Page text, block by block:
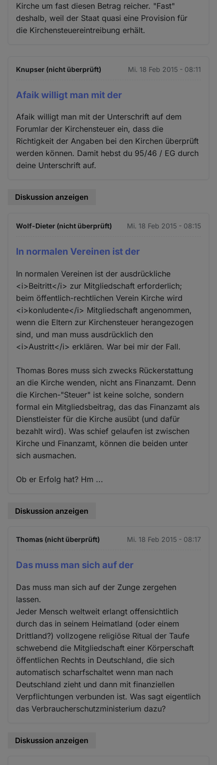
Kirche um fast diesen Betrag reicher. "Fast"
deshalb, weil der Staat quasi eine Provision für
die Kirchensteuereintreibung erhält.
Knupser (nicht überprüft) Mi. 18 Feb 2015 - 08:11
Afaik willigt man mit der
Afaik willigt man mit der Unterschrift auf dem
Forumlar der Kirchensteuer ein, dass die
Richtigkeit der Angaben bei den Kirchen überprüft
werden können. Damit hebst du 95/46 / EG durch
deine Unterschrift auf.
Diskussion anzeigen
Wolf-Dieter (nicht überprüft) Mi. 18 Feb 2015 - 08:15
In normalen Vereinen ist der
In normalen Vereinen ist der ausdrückliche
<i>Beitritt</i> zur Mitgliedschaft erforderlich;
beim öffentlich-rechtlichen Verein Kirche wird
<i>konludente</i> Mitgliedschaft angenommen,
wenn die Eltern zur Kirchensteuer herangezogen
sind, und man muss ausdrücklich den
<i>Austritt</i> erklären. War bei mir der Fall.
Thomas Bores muss sich zwecks Rückerstattung
an die Kirche wenden, nicht ans Finanzamt. Denn
die Kirchen-"Steuer" ist keine solche, sondern
formal ein Mitgliedsbeitrag, das das Finanzamt als
Dienstleister für die Kirche ausübt (und dafür
bezahlt wird). Was schief gelaufen ist zwischen
Kirche und Finanzamt, können die beiden unter
sich ausmachen.
Ob er Erfolg hat? Hm ...
Diskussion anzeigen
Thomas (nicht überprüft) Mi. 18 Feb 2015 - 08:17
Das muss man sich auf der
Das muss man sich auf der Zunge zergehen
lassen.
Jeder Mensch weltweit erlangt offensichtlich
durch das in seinem Heimatland (oder einem
Drittland?) vollzogene religiöse Ritual der Taufe
schwebend die Mitgliedschaft einer Körperschaft
öffentlichen Rechts in Deutschland, die sich
automatisch scharfschaltet wenn man nach
Deutschland zieht und dann mit finanziellen
Verpflichtungen verbunden ist. Was sagt eigentlich
das Verbraucherschutzministerium dazu?
Diskussion anzeigen